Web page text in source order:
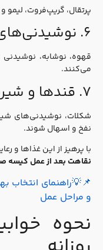
پرتقال، گریپ‌فروت، لیمو و
قهوه، نوشابه، نوشیدنی
می‌کنند.
شکلات، نوشیدنی‌های
نفخ و اسهال شوند.
با پرهیز از این غذاها و
نقاهت بعد از عمل کیسه صفرا
📌💡راهنمای انتخاب
و مراحل عمل
نحوه